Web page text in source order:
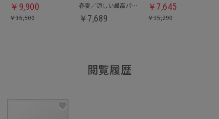
￥ 9,900
￥16,500
春夏／涼しい最高パンツ
￥ 7,689
￥ 7,645
￥15,290
閲覧履歴